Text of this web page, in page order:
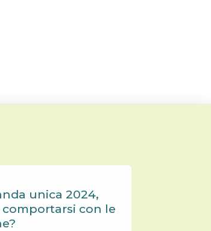
unica 2024,
comportarsi con le